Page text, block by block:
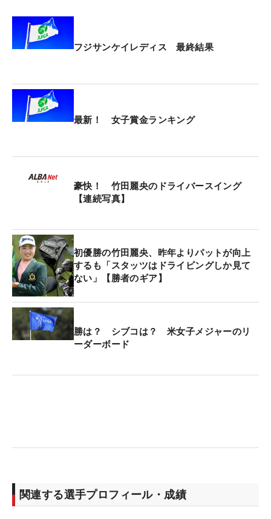
フジサンケイレディス 最終結果
最新！ 女子賞金ランキング
豪快！ 竹田麗央のドライバースイング
【連続写真】
初優勝の竹田麗央、昨年よりパットが向上
するも「スタッツはドライビングしか見て
ない」【勝者のギア】
勝は？ シブコは？ 米女子メジャーのリ
ーダーボード
関連する選手プロフィール・成績